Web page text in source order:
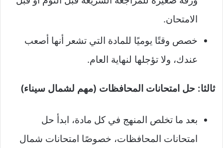
الامتحان.​
خصص وقتًا يوميًا للمادة التي تشعر أنها أصعب
عندك، ولا تؤجلها لنهاية العام.​
ثالثا: حل امتحانات المحافظات (مهم لشمال سيناء)
بعد ما تخلص المنهج في كل مادة، ابدأ حل
امتحانات المحافظات، خصوصًا امتحانات شمال